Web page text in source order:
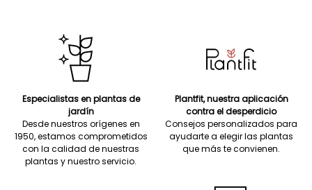
Especialistas en plantas de
jardín
Desde nuestros orígenes en
1950, estamos comprometidos
con la calidad de nuestras
plantas y nuestro servicio.
Plantfit, nuestra aplicación
contra el desperdicio
Consejos personalizados para
ayudarte a elegir las plantas
que más te convienen.